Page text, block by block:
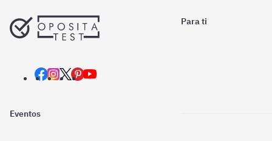
Para ti
Eventos